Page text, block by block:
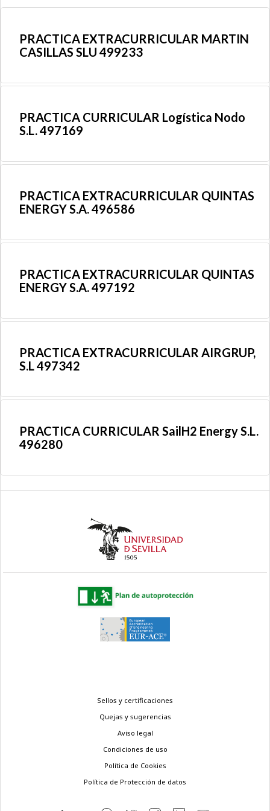
PRACTICA EXTRACURRICULAR MARTIN
CASILLAS SLU 499233
PRACTICA CURRICULAR Logística Nodo
S.L. 497169
PRACTICA EXTRACURRICULAR QUINTAS
ENERGY S.A. 496586
PRACTICA EXTRACURRICULAR QUINTAS
ENERGY S.A. 497192
PRACTICA EXTRACURRICULAR AIRGRUP,
S.L 497342
PRACTICA CURRICULAR SailH2 Energy S.L.
496280
Sellos y certificaciones
Quejas y sugerencias
Aviso legal
Condiciones de uso
Política de Cookies
Política de Protección de datos